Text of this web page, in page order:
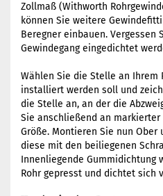
Zollmaß (Withworth
können Sie weitere
Beregner einbauen. Vergessen
Gewindegang eingedichtet
Wählen Sie die Stelle an Ihrem
installiert werden soll und
die Stelle an, an der die
Sie anschließend an
Größe. Montieren Sie nun
diese mit den beiliegenen
Innenliegende Gummidichtung
Rohr gepresst und dichtet sich